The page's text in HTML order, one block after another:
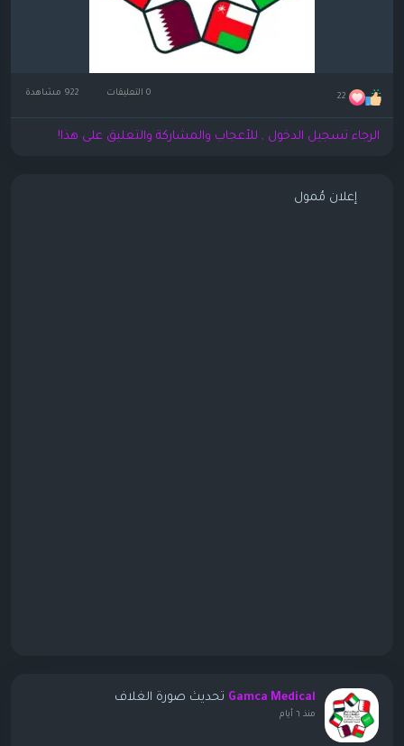
22 0 التعليقات
الرجاء تسجيل الدخول , للأعجاب والمشاركة والتعليق على هذا!
إعلان مُمول
Gamca Medical تحديث صورة الغلاف
منذ ٦ أيام